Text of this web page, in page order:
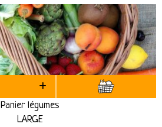
Panier légumes
LARGE